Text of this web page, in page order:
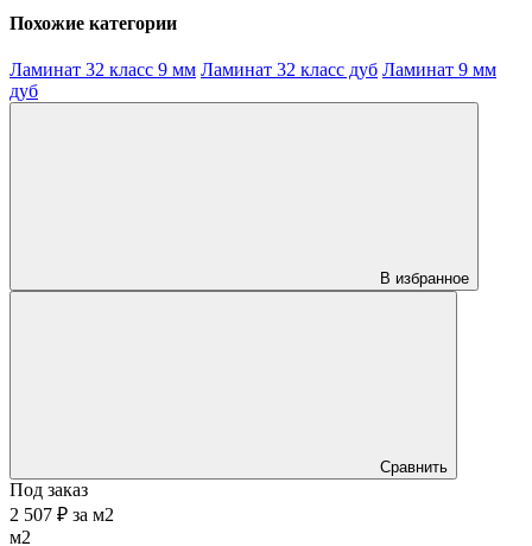
Похожие категории
Ламинат 32 класс 9 мм Ламинат 32 класс дуб Ламинат 9 мм
дуб
В избранное
Сравнить
Под заказ
2 507 ₽ за м2
м2